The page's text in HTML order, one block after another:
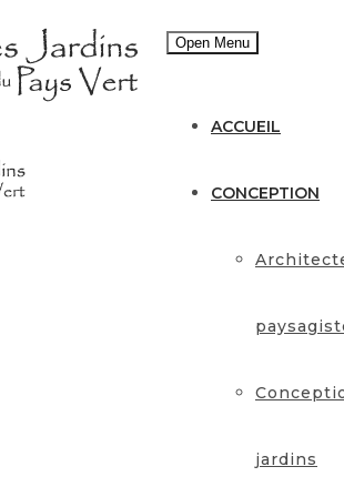
Open Menu
ACCUEIL
CONCEPTION
jardins